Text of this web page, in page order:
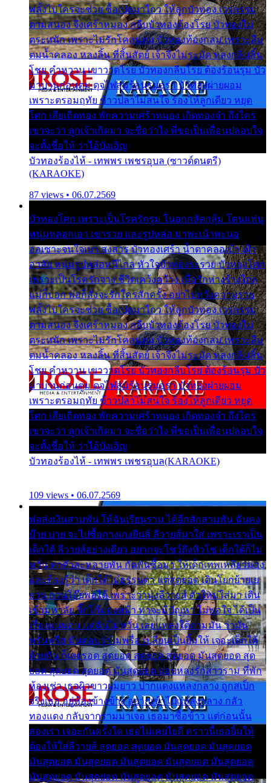
พลั้งไปใครจะช่วย ซื้อเปลมาไกว ให้ลูกบัวทอง เวรกรรม
ตามสนอง จึงเศร้าหมอง กลีบบัวทองต้องโรย บัวทองไม่
ตระหนัก เพราะไม่รักโคลนตม บัวทองท้องกลม เพราะลืม
ตมน้ำคลอง หลงลิ้น ที่สิ้นสัตย์ เจ้าจึงไม่ระมัด หลงกลิ่นลิ้น
โชย คำหวาน เขาวาดโรย บัวทองกลีบโรย ต้องร้อนรุม บัว
มาบานก่อนตูม ดุจไฟสุมร้อนรุมอุรา บัวทองผ่ายผอม
เพราะตรอมฤทัย ข้าวปลาไม่สนใจ ร้องไห้ลูกเดียว หยุด
โศก เสียเถิดทอง พักความเศร้าหมอง เถิดทองจ๋า ถึงใคร
เขาจะว่า ลูกเจ้าเกิดมา จะชื่อว่าไง พี่ขอเป็นเพื่อนปลอบใจ
จะตั้งชื่อให้ ว่าไอ้บังเอิญ
บัวทองร้องไห้ - เทพพร เพชรอุบล (ซาวด์ดนตรี)
(KARAOKE)
87 views • 06.07.2569
บัวทองโศก เพราะเป็นโรครักรุม ในอกกลัดกลุ้ม โดนแฟน
หนุ่มหลอกเอา เขารวย และรูปหล่อ มาพะเน้าพะนอ
ออเซาะจนใจเบา สงสาร บัวทองเศร้า น้ำตาคลอเบ้า เฝ้า
อาลัย หนุ่มรูปหล่อหนีไกล หัวใจบัวทองระรวย บัวทองโศก
เพราะเป็นโรครักจาง ชีวิตเคว้งคว้าง เมื่อรักห่างร้างไกล
แม่ก็บอก พ่อก็สั่งจะรักใครสักครั้ง อย่าไปหวังความรวย
พลั้งไปใครจะช่วย ซื้อเปลมาไกว ให้ลูกบัวทอง เวรกรรม
ตามสนอง จึงเศร้าหมอง กลีบบัวทองต้องโรย บัวทองไม่
ตระหนัก เพราะไม่รักโคลนตม บัวทองท้องกลม เพราะลืม
ตมน้ำคลอง หลงลิ้น ที่สิ้นสัตย์ เจ้าจึงไม่ระมัด หลงกลิ่นลิ้น
โชย คำหวาน เขาวาดโรย บัวทองกลีบโรย ต้องร้อนรุม บัว
มาบานก่อนตูม ดุจไฟสุมร้อนรุมอุรา บัวทองผ่ายผอม
เพราะตรอมฤทัย ข้าวปลาไม่สนใจ ร้องไห้ลูกเดียว หยุด
โศก เสียเถิดทอง พักความเศร้าหมอง เถิดทองจ๋า ถึงใคร
เขาจะว่า ลูกเจ้าเกิดมา จะชื่อว่าไง พี่ขอเป็นเพื่อนปลอบใจ
จะตั้งชื่อให้ ว่าไอ้บังเอิญ
บัวทองร้องไห้ - เทพพร เพชรอุบล(KARAOKE)
109 views • 06.07.2569
พ่อส่งเงินสามพัน ให้ฉันเรียนราม ได้อีกสักสามพัน ฉันคง
บ๊าย บาย จะไปซื้อกางเกงยีนส์ ลีวายส์มาใส่ เพราะเราเป็น
เด็กใต้ ลีวายส์อย่างเดียว อยากจะโชว์ถึงหิวโซ เด็กใต้ก็ไม่
หวั่น ตกตัวละหลายพัน กัดฟันซื้อมา ให้เด็กเทพเหลียวมอง
และต้องรู้ว่า เด็กใต้ไม่ธรรมดา แต่สุดยอด เดินโยกย้ายเย
ยวน กวนโอ๊ยพอได้ เพราะว่านุ่งลีวายส์ ตัวใหม่ใส่มา เดิน
เข้ามหาลัย จิ๊กโก๊มองหน้า ท่าจะมีปัญหา ไม่พอใจ ได้เป็น
เรื่องแน่นอน แต่ฉันไม่หวั่น เลยแหลงใต้ถามมัน ว่ามัน
พรั่นพรือ มันตอบว่าไม่พรื่อ เปลี่ยนเป็นยิ้มให้ เจอะเด็กใต้
ด้วยกัน ก็เลยรอด สุดยอด สุดยอด สุดยอด มันสุดยอด สุด
ยอด สุดยอด สุดยอด มันสุดยอด แอบหลงรักสาวราม ที่พัก
ห้องเช่า เธอผิวขาวผมยาว ปากแดงแหลงกลาง ถูกสเป็ก
จริงเธอ อยู่ห้องข้างข้าง อยากเข้าไปแหลงกลาง กลัว
ทองแดง กลับจากรามมาเจอ เธอมาซื้อข้าว แต่ก่อนนั้น
สองเรา เจอะกันครั้งใด เธอไม่เคยไยดี คราวนี้เธอยิ้มให้
ต้องให้ใส่ลีวายส์ สุดยอด สุดยอด มันสุดยอด มันสุดยอด
มันสุดยอด มันสุดยอด มันสุดยอด มันสุดยอด มันสุดยอด
มันสุดยอด มันสุดยอด มันสุดยอด มันสุดยอด มันสุดยอด